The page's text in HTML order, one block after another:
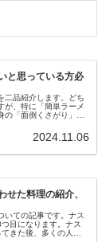
と思っている方必
二品紹介します。どち
が、特に「簡単ラーメ
「面倒くさがり」な
2024.11.06
た料理の紹介、
いての記事です。ナス
目になります。ナス
きた後、多くの人に